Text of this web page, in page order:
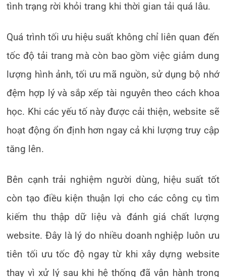
tình trạng rời khỏi trang khi thời gian tải quá lâu.
Quá trình tối ưu hiệu suất không chỉ liên quan đến
tốc độ tải trang mà còn bao gồm việc giảm dung
lượng hình ảnh, tối ưu mã nguồn, sử dụng bộ nhớ
đệm hợp lý và sắp xếp tài nguyên theo cách khoa
học. Khi các yếu tố này được cải thiện, website sẽ
hoạt động ổn định hơn ngay cả khi lượng truy cập
tăng lên.
Bên cạnh trải nghiệm người dùng, hiệu suất tốt
còn tạo điều kiện thuận lợi cho các công cụ tìm
kiếm thu thập dữ liệu và đánh giá chất lượng
website. Đây là lý do nhiều doanh nghiệp luôn ưu
tiên tối ưu tốc độ ngay từ khi xây dựng website
thay vì xử lý sau khi hệ thống đã vận hành trong